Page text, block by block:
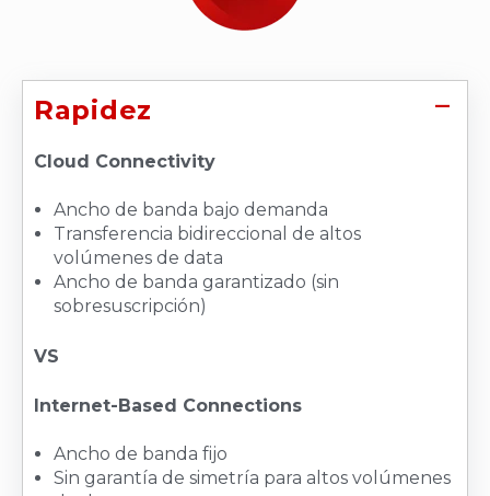
Rapidez
Cloud Connectivity
Ancho de banda bajo demanda
Transferencia bidireccional de altos
volúmenes de data
Ancho de banda garantizado (sin
sobresuscripción)
VS
Internet-Based Connections
Ancho de banda fijo
Sin garantía de simetría para altos volúmenes